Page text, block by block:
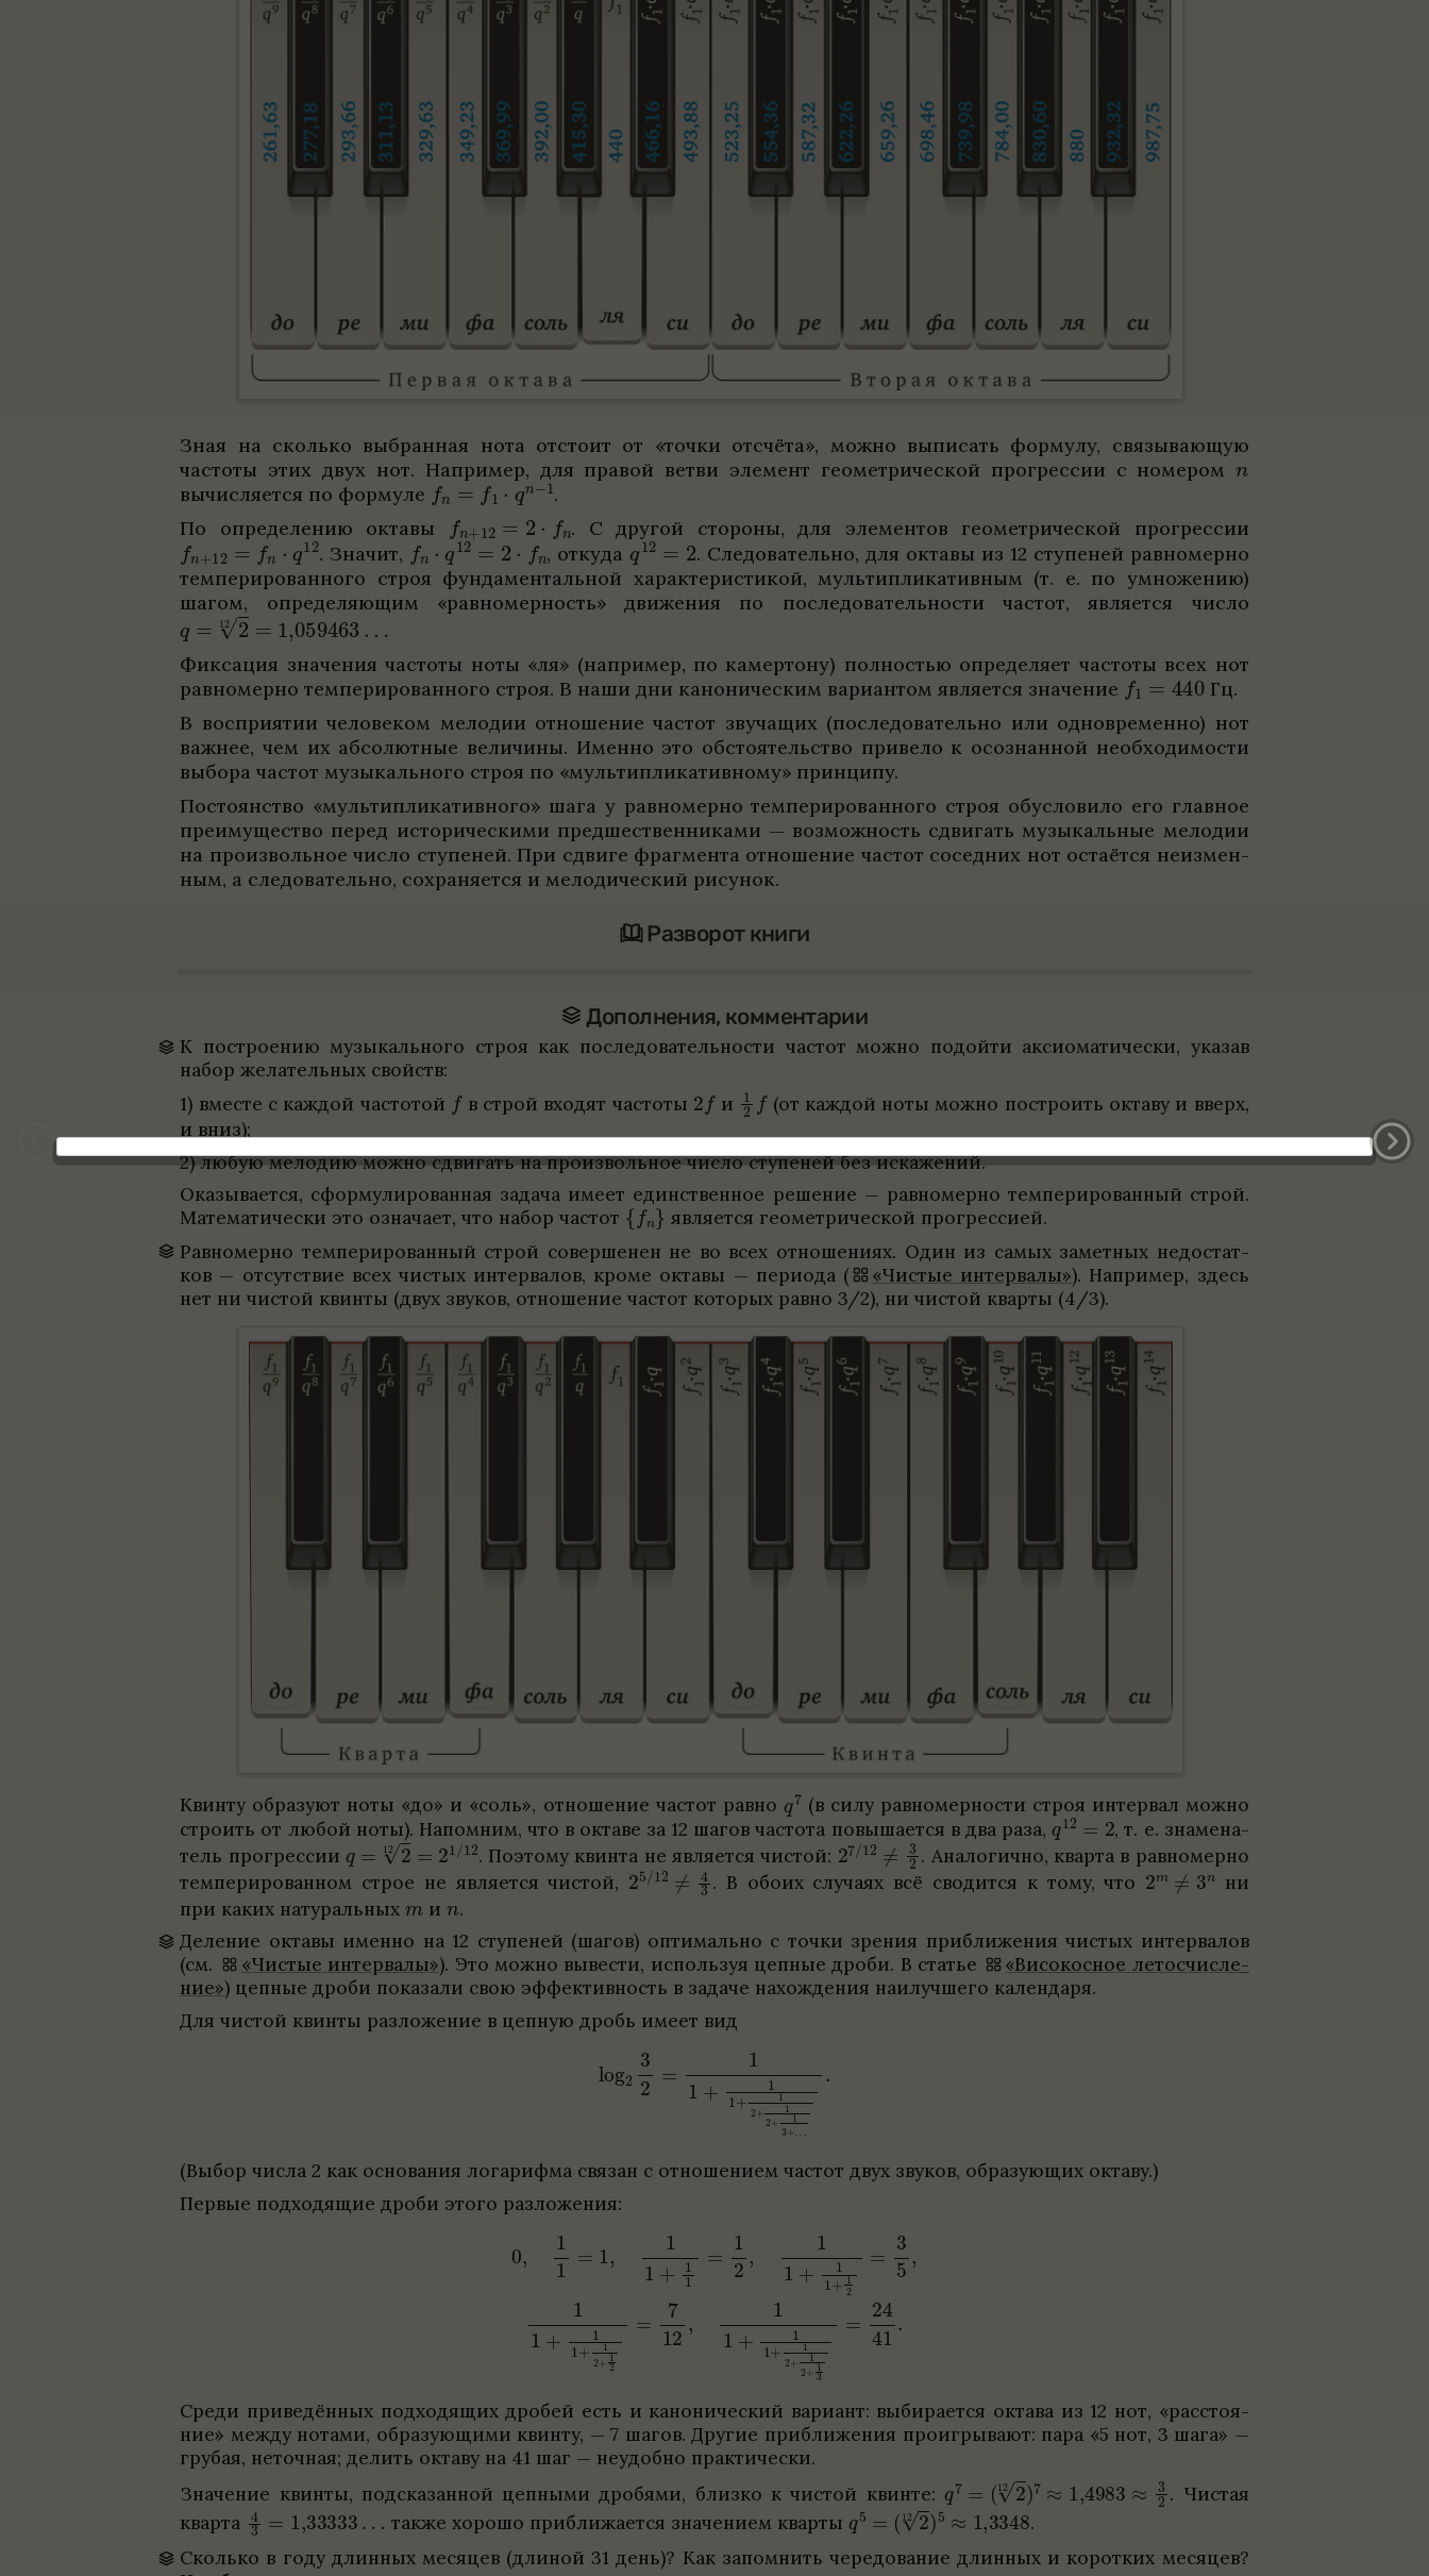
Зная на сколько выбран­ная нота отстоит от «точки отсчёта», можно выпи­сать формулу, свя­зы­вающую
частоты этих двух нот. Напри­мер, для пра­вой ветви элемент геомет­ри­че­ской прогрес­сии с номе­ром
вычис­ля­ется по формуле
.
По опре­де­ле­нию октавы
. С дру­гой сто­роны, для элемен­тов геомет­ри­че­ской прогрес­сии
. Зна­чит, , откуда . Сле­до­ва­тельно, для октавы из 12 ступе­ней рав­но­мерно
темпе­ри­ро­ван­ного строя фун­дамен­таль­ной харак­те­ри­сти­кой, мульти­пли­ка­тив­ным (т. е. по умноже­нию)
шагом, опре­де­ляющим «рав­но­мер­ность» движе­ния по после­до­ва­тель­но­сти частот, явля­ется число
Фик­сация зна­че­ния частоты ноты «ля» (напри­мер, по камер­тону) пол­но­стью опре­де­ляет частоты всех нот
рав­но­мерно темпе­ри­ро­ван­ного строя. В наши дни кано­ни­че­ским вари­ан­том явля­ется зна­че­ние
Гц.
В воспри­я­тии чело­ве­ком мело­дии отноше­ние частот зву­чащих (после­до­ва­тельно или одно­временно) нот
важ­нее, чем их абсо­лют­ные вели­чины. Именно это обсто­я­тельство при­вело к осо­знан­ной необ­хо­димо­сти
выбора частот музыкаль­ного строя по «мульти­пли­ка­тив­ному» принципу.
Посто­ян­ство «мульти­пли­ка­тив­ного» шага у рав­но­мерно темпе­ри­ро­ван­ного строя обу­сло­вило его глав­ное
пре­имуще­ство перед исто­ри­че­скими пред­ше­ствен­ни­ками — возмож­ность сдвигать музыкаль­ные мело­дии
на про­из­воль­ное число ступе­ней. При сдвиге фраг­мента отноше­ние частот сосед­них нот оста­ётся неизмен­
ным, а сле­до­ва­тельно, сохра­ня­ется и мело­ди­че­ский рису­нок.
Разворот книги
Допол­не­ния, коммен­та­рии
К постро­е­нию музыкаль­ного строя как после­до­ва­тель­но­сти частот можно подойти акси­о­ма­ти­че­ски, ука­зав
набор жела­тель­ных свойств:
1) вме­сте с каж­дой часто­той
в строй вхо­дят частоты и
(от каж­дой ноты можно постро­ить октаву и вверх,
и вниз);
2) любую мело­дию можно сдвигать на про­из­воль­ное число ступе­ней без искаже­ний.
Ока­зы­ва­ется, сформу­ли­ро­ван­ная задача имеет един­ствен­ное реше­ние — рав­но­мерно темпе­ри­ро­ван­ный строй.
Матема­ти­че­ски это озна­чает, что набор частот
явля­ется геомет­ри­че­ской прогрес­сией.
Рав­но­мерно темпе­ри­ро­ван­ный строй соверше­нен не во всех отноше­ниях. Один из самых замет­ных недо­стат­
ков — отсут­ствие всех чистых интер­ва­лов, кроме октавы — пери­ода (
«Чистые интер­валы»). Напри­мер, здесь
нет ни чистой квинты (двух зву­ков, отноше­ние частот кото­рых равно 3/2), ни чистой кварты (4/3).
Квинту обра­зуют ноты «до» и «соль», отноше­ние частот равно
(в силу рав­но­мер­но­сти строя интер­вал можно
стро­ить от любой ноты). Напом­ним, что в октаве за 12 шагов частота повыша­ется в два раза,
, т. е. знаме­на­
тель прогрес­сии
. Поэтому квинта не явля­ется чистой: . Ана­логично, кварта в рав­но­мерно
темпе­ри­ро­ван­ном строе не явля­ется чистой,
. В обоих слу­чаях всё сво­дится к тому, что
ни
при каких нату­раль­ных
и .
Деле­ние октавы именно на 12 ступе­ней (шагов) оптимально с точки зре­ния при­ближе­ния чистых интер­ва­лов
(см.
«Чистые интер­валы»). Это можно выве­сти, исполь­зуя цеп­ные дроби. В ста­тье
«Висо­кос­ное лето­счис­ле­
ние») цеп­ные дроби пока­зали свою эффек­тив­ность в задаче нахож­де­ния наи­лучшего кален­даря.
Для чистой квинты раз­ложе­ние в цеп­ную дробь имеет вид
(Выбор числа 2 как осно­ва­ния лога­рифма свя­зан с отноше­нием частот двух зву­ков, обра­зующих октаву.)
Пер­вые под­хо­дящие дроби этого раз­ложе­ния:
Среди при­ве­дён­ных под­хо­дящих дро­бей есть и кано­ни­че­ский вари­ант: выби­ра­ется октава из 12 нот, «рас­сто­я­
ние» между нотами, обра­зующими квинту, — 7 шагов. Другие при­ближе­ния про­иг­ры­вают: пара «5 нот, 3 шага» —
гру­бая, неточ­ная; делить октаву на 41 шаг — неудобно прак­ти­че­ски.
Зна­че­ние квинты, под­ска­зан­ной цеп­ными дро­бями, близко к чистой квинте:
. Чистая
кварта
также хорошо при­ближа­ется зна­че­нием кварты
.
Сколько в году длин­ных месяцев (дли­ной 31 день)? Как запом­нить чере­до­ва­ние длин­ных и корот­ких месяцев?